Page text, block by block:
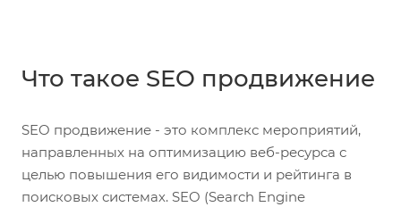
Что такое SEO продвижение
SEO продвижение - это комплекс мероприятий,
направленных на оптимизацию веб-ресурса с
целью повышения его видимости и рейтинга в
поисковых системах. SEO (Search Engine